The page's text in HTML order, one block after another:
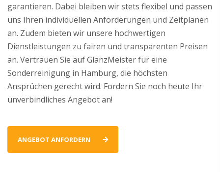
garantieren. Dabei bleiben wir stets flexibel und passen
uns Ihren individuellen Anforderungen und Zeitplänen
an. Zudem bieten wir unsere hochwertigen
Dienstleistungen zu fairen und transparenten Preisen
an. Vertrauen Sie auf GlanzMeister für eine
Sonderreinigung in Hamburg, die höchsten
Ansprüchen gerecht wird. Fordern Sie noch heute Ihr
unverbindliches Angebot an!
ANGEBOT ANFORDERN